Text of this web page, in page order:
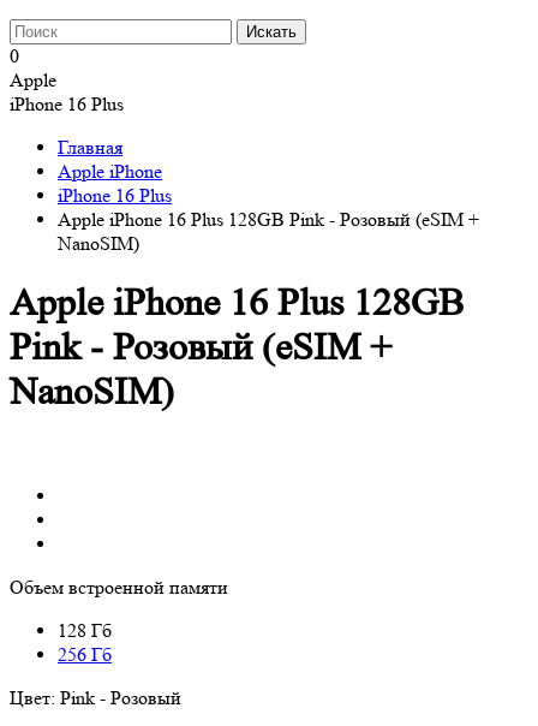
0
Apple
iPhone 16 Plus
Главная
Apple iPhone
iPhone 16 Plus
Apple iPhone 16 Plus 128GB Pink - Розовый (eSIM +
NanoSIM)
Apple iPhone 16 Plus 128GB
Pink - Розовый (eSIM +
NanoSIM)
Объем встроенной памяти
128 Гб
256 Гб
Цвет: Pink - Розовый